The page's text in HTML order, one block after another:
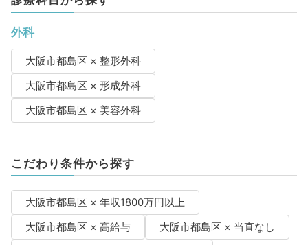
外科
大阪市都島区 × 整形外科
大阪市都島区 × 形成外科
大阪市都島区 × 美容外科
こだわり条件から探す
大阪市都島区 × 年収1800万円以上
大阪市都島区 × 高給与
大阪市都島区 × 当直なし